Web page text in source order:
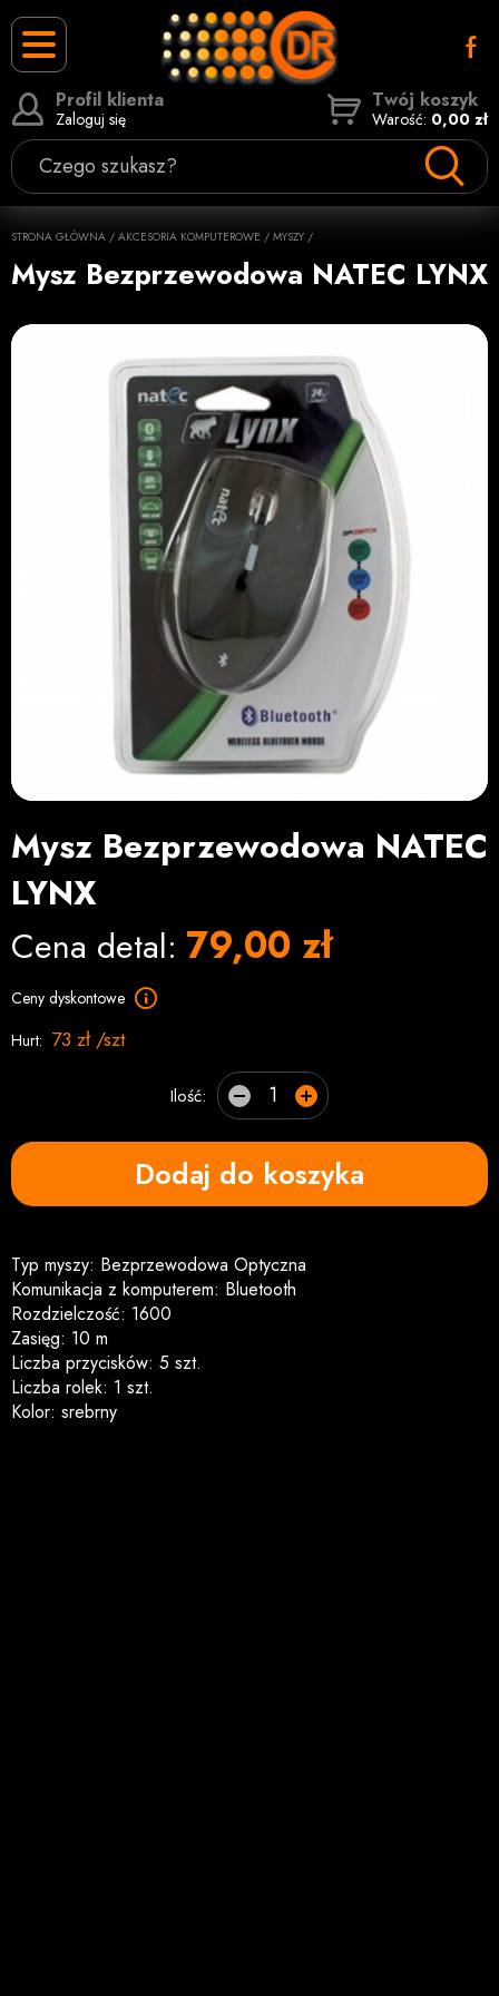
Czego szukasz?
Profil klienta
Zaloguj się
Twój koszyk
Warość: 0,00 zł
STRONA GŁÓWNA / AKCESORIA KOMPUTEROWE / MYSZY /
Mysz Bezprzewodowa NATEC LYNX
Mysz Bezprzewodowa NATEC
LYNX
Cena detal: 79,00 zł
Ceny dyskontowe
Hurt: 73 zł /szt
Ilość:
Dodaj do koszyka
Typ myszy: Bezprzewodowa Optyczna
Komunikacja z komputerem: Bluetooth
Rozdzielczość: 1600
Zasięg: 10 m
Liczba przycisków: 5 szt.
Liczba rolek: 1 szt.
Kolor: srebrny